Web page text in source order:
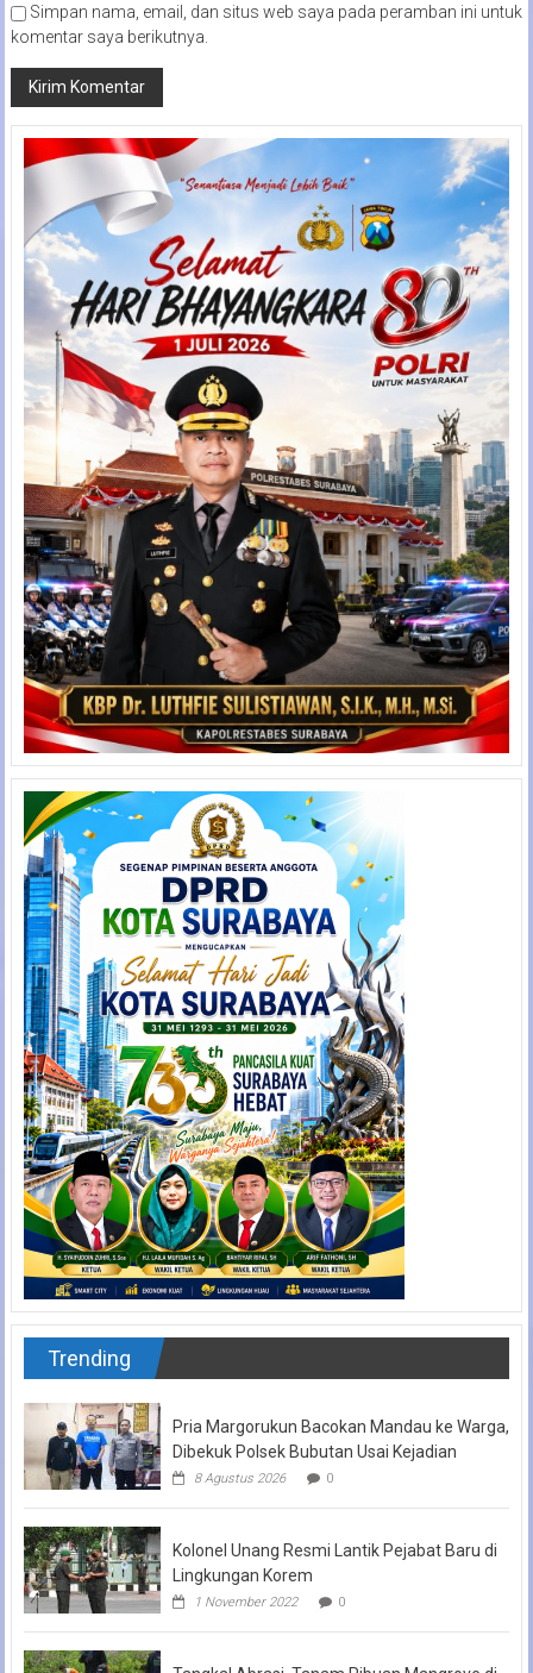
Simpan nama, email, dan situs web saya pada peramban ini untuk
komentar saya berikutnya.
Trending
Pria Margorukun Bacokan Mandau ke Warga,
Dibekuk Polsek Bubutan Usai Kejadian
8 Agustus 2026 0
Kolonel Unang Resmi Lantik Pejabat Baru di
Lingkungan Korem
1 November 2022 0